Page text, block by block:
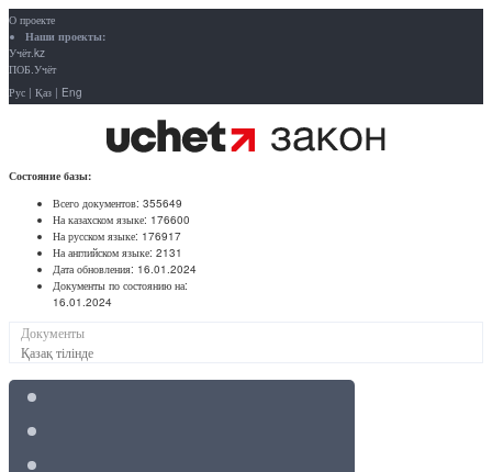
О проекте
Наши проекты:
Учёт.kz
ПОБ.Учёт
Рус | Қаз | Eng
Состояние базы:
Всего документов: 355649
На казахском языке: 176600
На русском языке: 176917
На английском языке: 2131
Дата обновления: 16.01.2024
Документы по состоянию на:
16.01.2024
Документы
Қазақ тілінде